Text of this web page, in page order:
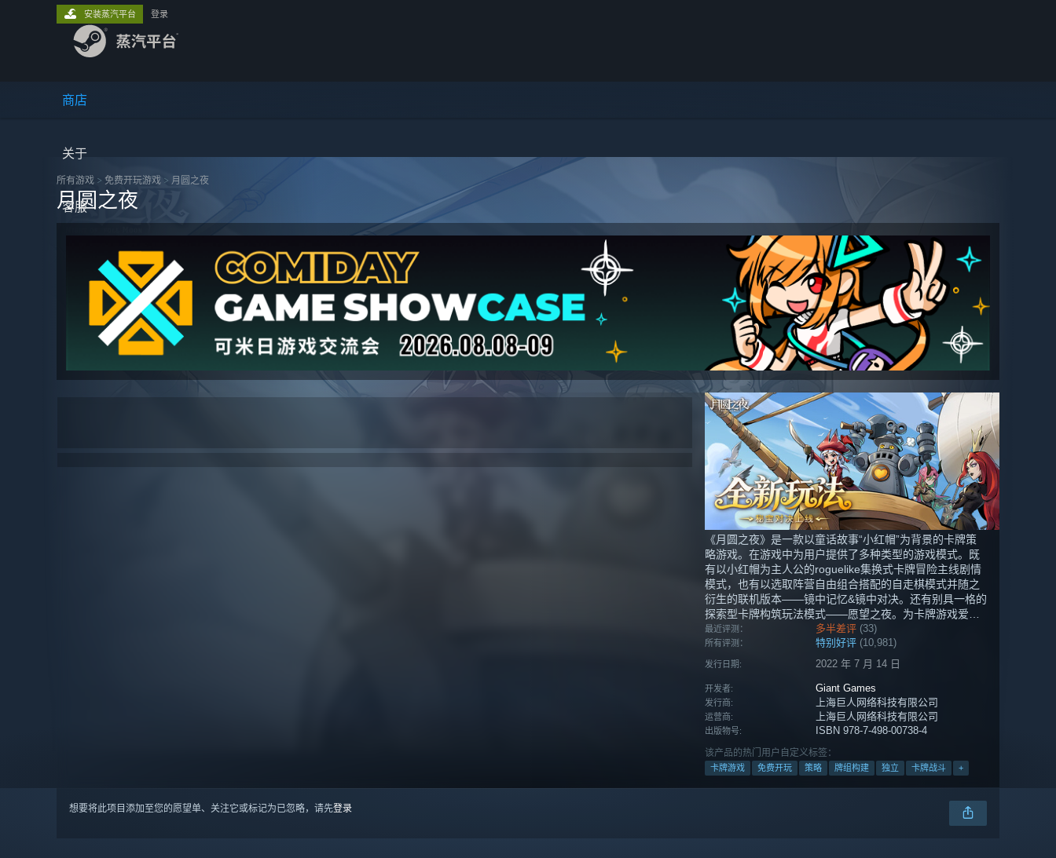
商店
关于
客服
安装蒸汽平台 登录
所有游戏 > 免费开玩‎游戏 > 月圆之夜
月圆之夜
《月圆之夜》是一款以童话故事“小红帽”为背景的卡牌策
略游戏。在游戏中为用户提供了多种类型的游戏模式。既
有以小红帽为主人公的roguelike集换式卡牌冒险主线剧情
模式，也有以选取阵营自由组合搭配的自走棋模式并随之
衍生的联机版本——镜中记忆&镜中对决。还有别具一格的
探索型卡牌构筑玩法模式——愿望之夜。为卡牌游戏爱好
者提供了丰富的游戏体验。
最近评测： 多半差评 (33)
所有评测： 特别好评 (10,981)
发行日期: 2022 年 7 月 14 日
开发者: Giant Games
发行商: 上海巨人网络科技有限公司
运营商: 上海巨人网络科技有限公司
出版物号: ISBN 978-7-498-00738-4
该产品的热门用户自定义标签：
卡牌游戏 免费开玩 策略 牌组构建 独立 卡牌战斗 +
想要将此项目添加至您的愿望单、关注它或标记为已忽略，请先登录